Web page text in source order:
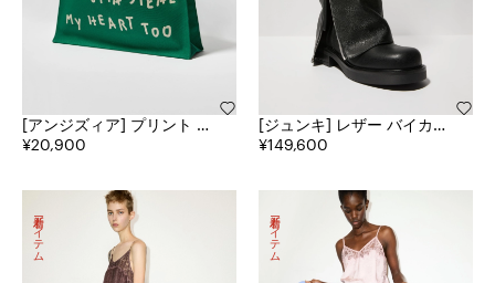
[アンジズィア] プリント キ
ャンバス ショッピング ト
¥20,900
[ジュンキ] レザー バイカー
ブーツ
¥149,600
新着アイテム 新着アイテム